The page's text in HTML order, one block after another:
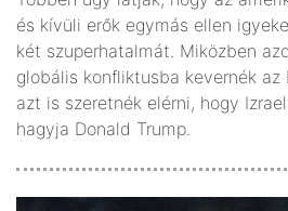
és kívüli erők egymás ellen
két szuperhatalmát. Miközben
globális konfliktusba kevernék az
azt is szeretnék elérni, hogy
hagyja Donald Trump.